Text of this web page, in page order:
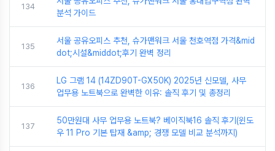
134
분석 가이드
135
서울 공유오피스 추천, 슈가맨워크 서울 천호역점 가격&mid
dot;시설&middot;후기 완벽 정리
136
LG 그램 14 (14ZD90T-GX50K) 2025년 신모델, 사무
업무용 노트북으로 완벽한 이유: 솔직 후기 및 총정리
137
50만원대 사무 업무용 노트북? 베이직북16 솔직 후기(윈도
우 11 Pro 기본 탑재 &amp; 경쟁 모델 비교 분석까지)